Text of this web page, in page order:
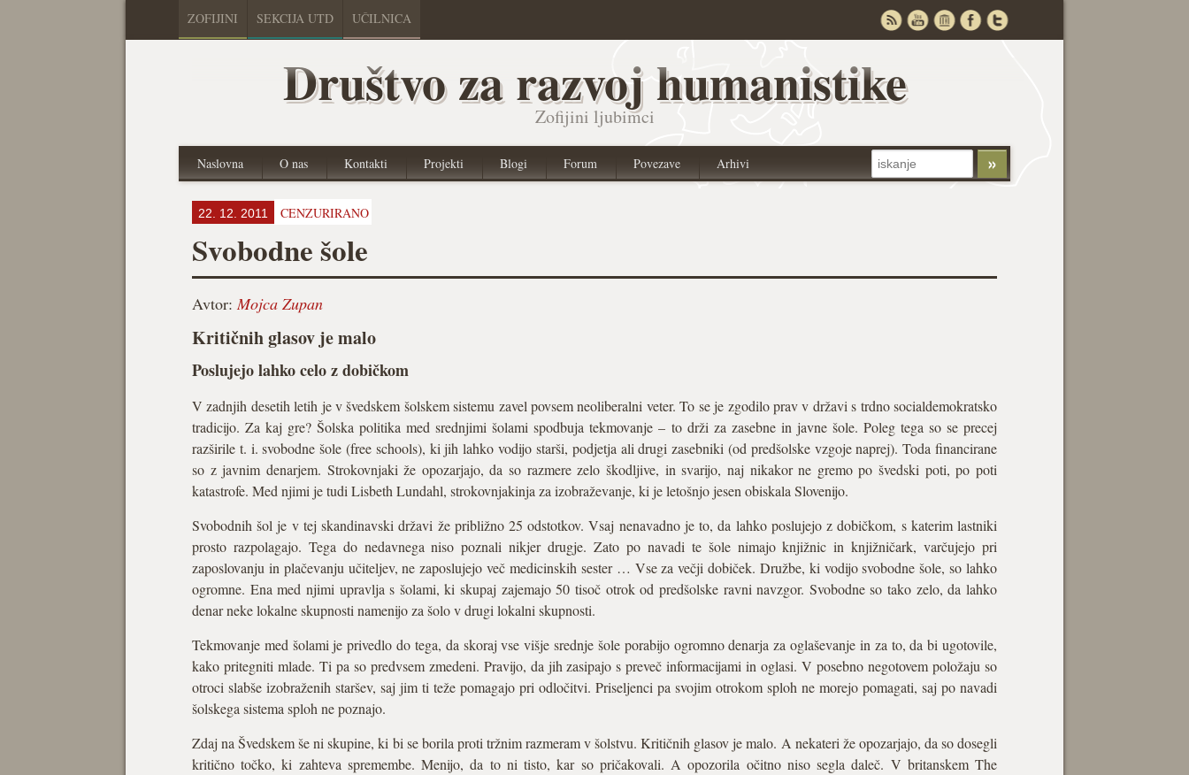
ZOFIJINI SEKCIJA UTD UČILNICA
Društvo za razvoj humanistike
Zofijini ljubimci
Naslovna O nas Kontakti Projekti Blogi Forum Povezave Arhivi
22. 12. 2011 CENZURIRANO
Svobodne šole
Avtor:Mojca Zupan
Kritičnih glasov je malo
Poslujejo lahko celo z dobičkom
V zadnjih desetih letih je v švedskem šolskem sistemu zavel povsem neoliberalni veter. To se je zgodilo prav v državi s trdno socialdemokratsko
tradicijo. Za kaj gre? Šolska politika med srednjimi šolami spodbuja tekmovanje – to drži za zasebne in javne šole. Poleg tega so se precej
razširile t. i. svobodne šole (free schools), ki jih lahko vodijo starši, podjetja ali drugi zasebniki (od predšolske vzgoje naprej). Toda financirane
so z javnim denarjem. Strokovnjaki že opozarjajo, da so razmere zelo škodljive, in svarijo, naj nikakor ne gremo po švedski poti, po poti
katastrofe. Med njimi je tudi Lisbeth Lundahl, strokovnjakinja za izobraževanje, ki je letošnjo jesen obiskala Slovenijo.
Svobodnih šol je v tej skandinavski državi že približno 25 odstotkov. Vsaj nenavadno je to, da lahko poslujejo z dobičkom, s katerim lastniki
prosto razpolagajo. Tega do nedavnega niso poznali nikjer drugje. Zato po navadi te šole nimajo knjižnic in knjižničark, varčujejo pri
zaposlovanju in plačevanju učiteljev, ne zaposlujejo več medicinskih sester … Vse za večji dobiček. Družbe, ki vodijo svobodne šole, so lahko
ogromne. Ena med njimi upravlja s šolami, ki skupaj zajemajo 50 tisoč otrok od predšolske ravni navzgor. Svobodne so tako zelo, da lahko
denar neke lokalne skupnosti namenijo za šolo v drugi lokalni skupnosti.
Tekmovanje med šolami je privedlo do tega, da skoraj vse višje srednje šole porabijo ogromno denarja za oglaševanje in za to, da bi ugotovile,
kako pritegniti mlade. Ti pa so predvsem zmedeni. Pravijo, da jih zasipajo s preveč informacijami in oglasi. V posebno negotovem položaju so
otroci slabše izobraženih staršev, saj jim ti teže pomagajo pri odločitvi. Priseljenci pa svojim otrokom sploh ne morejo pomagati, saj po navadi
šolskega sistema sploh ne poznajo.
Zdaj na Švedskem še ni skupine, ki bi se borila proti tržnim razmeram v šolstvu. Kritičnih glasov je malo. A nekateri že opozarjajo, da so dosegli
kritično točko, ki zahteva spremembe. Menijo, da to ni tisto, kar so pričakovali. A opozorila očitno niso segla daleč. V britanskem The